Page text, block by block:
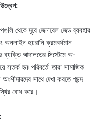
থেকে দূরে জেনারেল জেড ব্যবহার
হয়রানি ক্রমবর্ধমান
ব্যক্তি আদালতের সিস্টেমে অ-
হন৷ পরিবর্তে, তারা সামাজিক
সাথে দেখা করতে পছন্দ
বোধ করে।